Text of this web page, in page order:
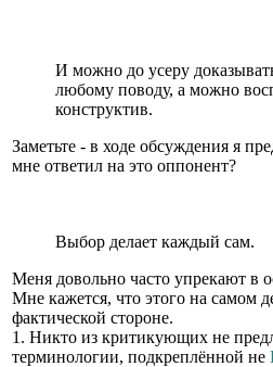
И можно до усеру
любому поводу, а можно
конструктив.
Заметьте - в ходе обсуждения я
мне ответил на это оппонент?
Выбор делает каждый сам.
Меня довольно часто упрекают в
Мне кажется, что этого на самом
фактической стороне.
1. Никто из критикующих не
терминологии, подкреплённой не